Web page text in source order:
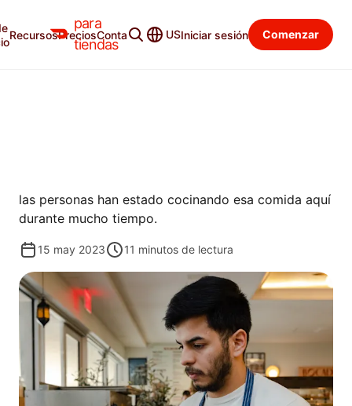
para
tiendas
RecursosPreciosContacto USIniciar sesión Comenzar
Blog para tiendas Categorías
las personas han estado cocinando esa comida aquí
durante mucho tiempo.
15 may 2023 11 minutos de lectura